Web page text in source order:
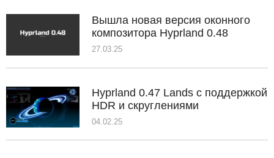
Вышла новая версия оконного
композитора Hyprland 0.48
27.03.25
Hyprland 0.47 Lands с поддержкой
HDR и скруглениями
04.02.25